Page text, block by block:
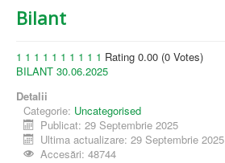
Bilant
1 1 1 1 1 1 1 1 1 1 Rating 0.00 (0 Votes)
BILANT 30.06.2025
Detalii
Categorie: Uncategorised
Publicat: 29 Septembrie 2025
Ultima actualizare: 29 Septembrie 2025
Accesări: 48744